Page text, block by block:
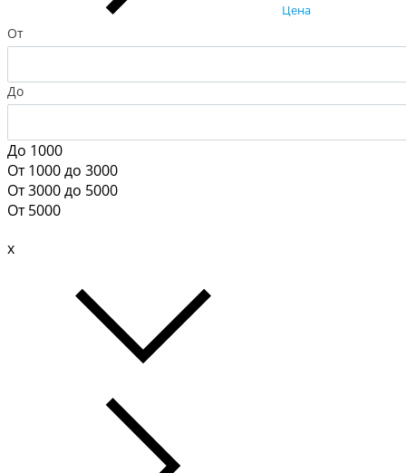
Цена
От
До
До 1000
От 1000 до 3000
От 3000 до 5000
От 5000
x